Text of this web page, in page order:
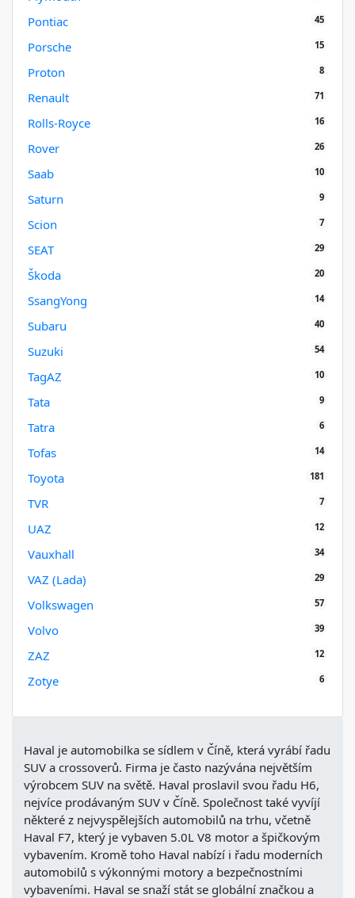
Pontiac 45
Porsche 15
Proton 8
Renault 71
Rolls-Royce 16
Rover 26
Saab 10
Saturn 9
Scion 7
SEAT 29
Škoda 20
SsangYong 14
Subaru 40
Suzuki 54
TagAZ 10
Tata 9
Tatra 6
Tofas 14
Toyota 181
TVR 7
UAZ 12
Vauxhall 34
VAZ (Lada) 29
Volkswagen 57
Volvo 39
ZAZ 12
Zotye 6
Haval je automobilka se sídlem v Číně, která vyrábí řadu
SUV a crossoverů. Firma je často nazývána největším
výrobcem SUV na světě. Haval proslavil svou řadu H6,
nejvíce prodávaným SUV v Číně. Společnost také vyvíjí
některé z nejvyspělejších automobilů na trhu, včetně
Haval F7, který je vybaven 5.0L V8 motor a špičkovým
vybavením. Kromě toho Haval nabízí i řadu moderních
automobilů s výkonnými motory a bezpečnostními
vybaveními. Haval se snaží stát se globální značkou a